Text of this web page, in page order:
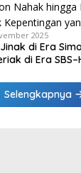
2025
di Era
di Era
Selengkapnya